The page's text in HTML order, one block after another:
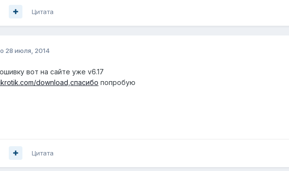
Цитата
28 июля, 2014
вот на сайте уже v6.17
download,спасибо попробую
Цитата